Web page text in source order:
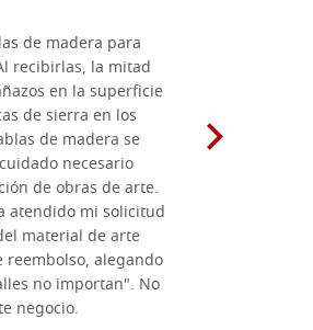
de madera para
recibirlas, la mitad
en la superficie
de sierra en los
de madera se
necesario
de obras de arte.
atendido mi solicitud
material de arte
alegando
no importan". No
negocio.